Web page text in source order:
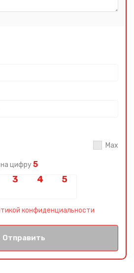
Max
цифру 5
конфиденциальности
Отправить